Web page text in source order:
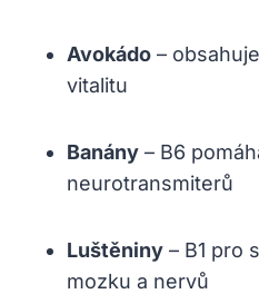
Avokádo –
vitalitu
Banány – B6
neurotransmiterů
Luštěniny – B1 pro
mozku a nervů